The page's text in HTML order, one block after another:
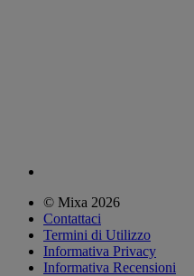
© Mixa 2026
Contattaci
Termini di Utilizzo
Informativa Privacy
Informativa Recensioni